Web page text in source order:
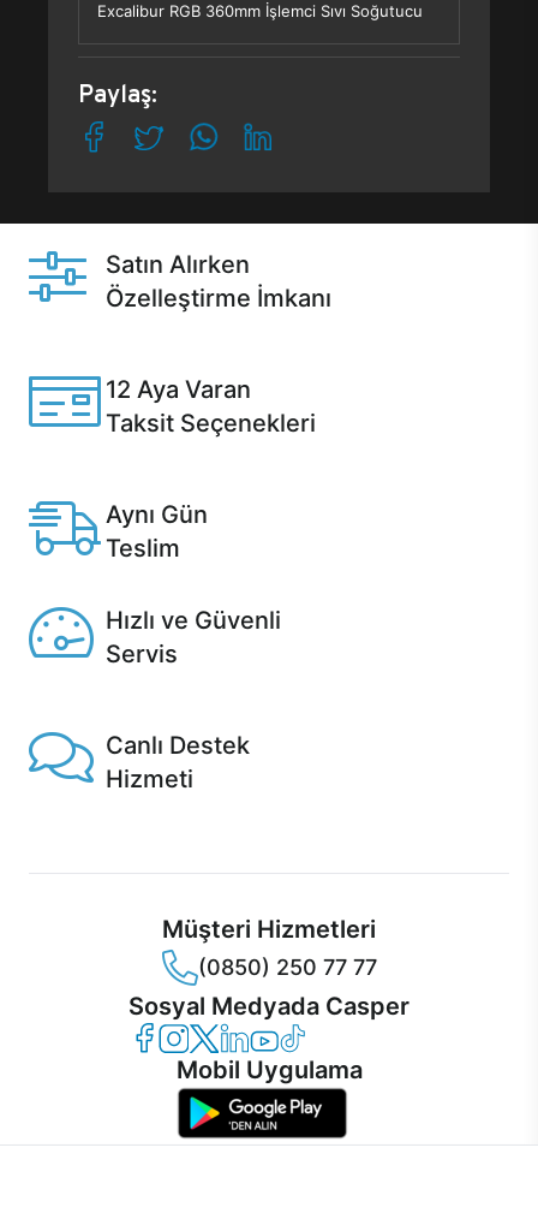
Excalibur RGB 360mm İşlemci Sıvı Soğutucu
Paylaş:
Satın Alırken
Özelleştirme İmkanı
12 Aya Varan
Taksit Seçenekleri
Aynı Gün
Teslim
Hızlı ve Güvenli
Servis
Canlı Destek
Hizmeti
Müşteri Hizmetleri
(0850) 250 77 77
Sosyal Medyada Casper
Casper Facebook
Casper Instagram
Casper Twitter
Casper LinkedIn
Casper YouTube
Casper TikTok
Mobil Uygulama